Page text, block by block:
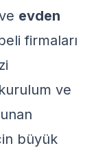
evden
firmaları
kurulum ve
büyük